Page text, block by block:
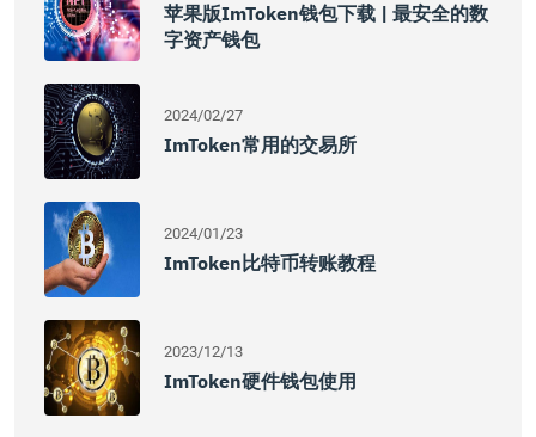
苹果版imToken钱包下载 | 最安全的数
字资产钱包
2024/02/27
ImToken常用的交易所
2024/01/23
ImToken比特币转账教程
2023/12/13
ImToken硬件钱包使用